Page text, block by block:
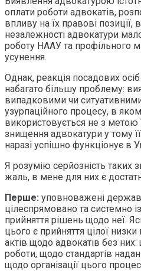
оплати роботи адвокатів,
впливу на їх правові позиції,
незалежності адвокатури
роботу НААУ та профільного
усунення.
Однак, реакція посадових
набагато більшу проблему:
випадковими чи
узурпаційного процесу, в
використовується не з метою
знищення адвокатури у тому
наразі успішно функціонує в
Я розумію серйозність таких
жаль, в мене для них є
Перше: уповноважені
цілеспрямовано та системно
прийняття рішень щодо неї.
цього є прийняття цілої
актів щодо адвокатів без них:
роботи, щодо стандартів
щодо організації цього